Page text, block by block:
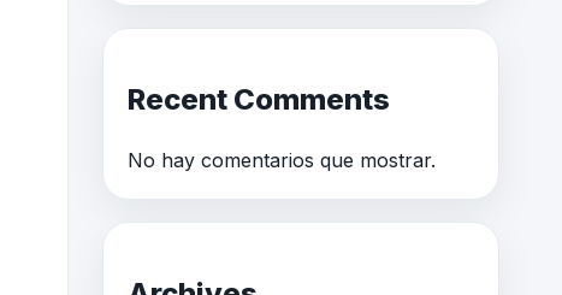
Recent Comments
No hay comentarios que mostrar.